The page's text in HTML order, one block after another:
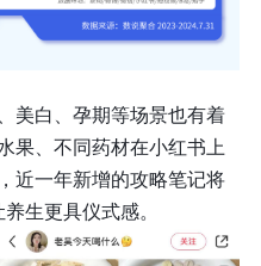
美白、孕期等场景也有着
果、不同药材在小红书上
近一年新增的攻略笔记将
生更具仪式感。